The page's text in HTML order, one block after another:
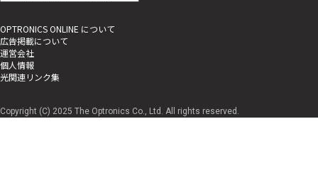
OPTRONICS ONLINE について
広告掲載について
運営会社
個人情報
光関連リンク集
Copyright (C) 2025 The Optronics Co., Ltd. All rights reserved.